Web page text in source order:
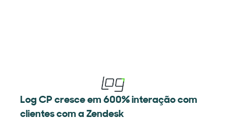
Log CP cresce em 600% interação com
clientes com a Zendesk